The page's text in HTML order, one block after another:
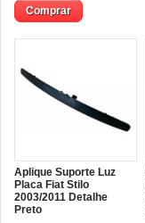
Comprar
Aplique Suporte Luz
Placa Fiat Stilo
2003/2011 Detalhe
Preto